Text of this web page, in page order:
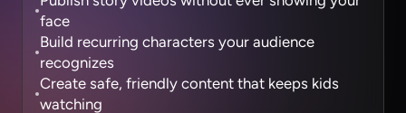
face
Build recurring characters your audience
recognizes
Create safe, friendly content that keeps kids
watching